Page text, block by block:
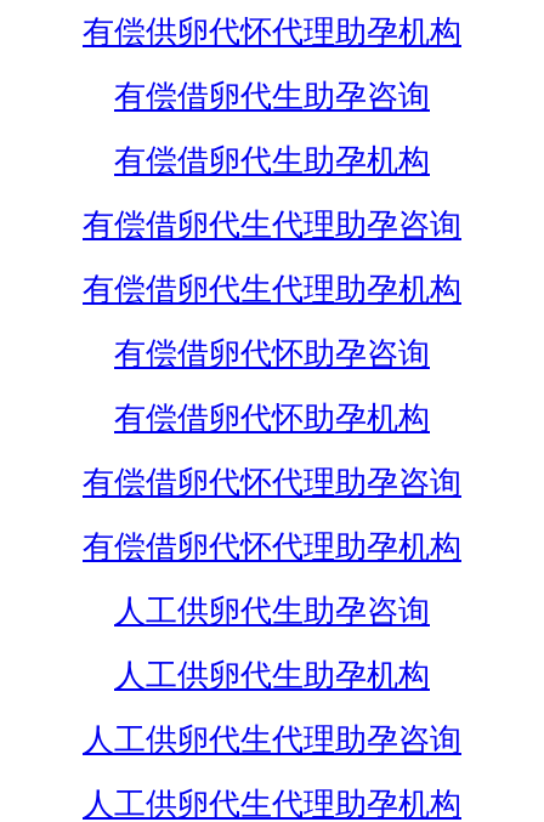
有偿供卵代怀代理助孕机构
有偿借卵代生助孕咨询
有偿借卵代生助孕机构
有偿借卵代生代理助孕咨询
有偿借卵代生代理助孕机构
有偿借卵代怀助孕咨询
有偿借卵代怀助孕机构
有偿借卵代怀代理助孕咨询
有偿借卵代怀代理助孕机构
人工供卵代生助孕咨询
人工供卵代生助孕机构
人工供卵代生代理助孕咨询
人工供卵代生代理助孕机构